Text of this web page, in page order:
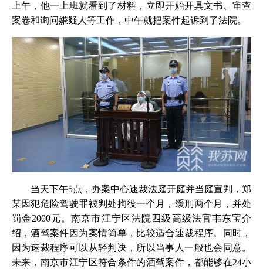
上午，他一上班就看到了材料，立即开始开具文书、审查
案卷和询问嫌疑人等工作，中午就把案件起诉到了法院。
当天下午5点，办案中心速裁法庭开庭并当庭宣判，郑
某因犯危险驾驶罪被判处拘役一个月，缓刑两个月，并处
罚金2000元。南京市江宁区法院四级高级法官韦东宝介
绍，酒驾案件因为案情简单，比较适合速裁程序。同时，
因为速裁程序可以从轻判决，所以当事人一般也会同意。
未来，南京市江宁区符合条件的酒驾案件，都能够在24小